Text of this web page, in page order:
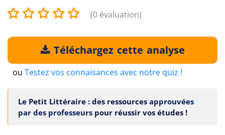
(0 évaluation)
Téléchargez cette analyse
ou Testez vos connaisances avec notre quiz !
Le Petit Littéraire : des ressources approuvées
par des professeurs pour réussir vos études !